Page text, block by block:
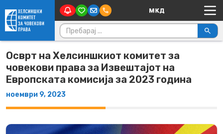
Skip to content Main Navigation
Пребарувај за:
Осврт на Хелсиншкиот комитет за
човекови права за Извештајот на
Европската комисија за 2023 година
ноември 9, 2023